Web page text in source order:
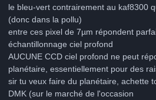
le bleu-vert contrairement au kaf8300
(donc dans la pollu)
entre ces pixel de 7µm répondent
échantillonnage ciel profond
AUCUNE CCD ciel profond ne peut
planétaire, essentiellement pour des
sir tu veux faire du planétaire, achette
DMK (sur le marché de l'occasion